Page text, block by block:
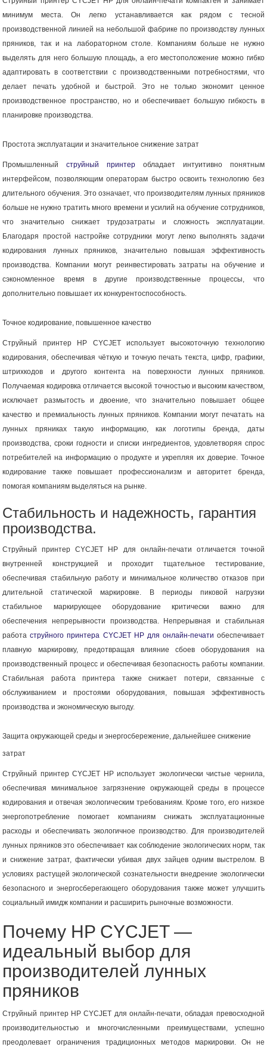
минимум места. Он легко устанавливается как рядом с тесной
производственной линией на небольшой фабрике по производству лунных
пряников, так и на лабораторном столе. Компаниям больше не нужно
выделять для него большую площадь, а его местоположение можно гибко
адаптировать в соответствии с производственными потребностями, что
делает печать удобной и быстрой. Это не только экономит ценное
производственное пространство, но и обеспечивает большую гибкость в
планировке производства.
Простота эксплуатации и значительное снижение затрат
Промышленныйструйный принтер обладает интуитивно понятным
интерфейсом, позволяющим операторам быстро освоить технологию без
длительного обучения. Это означает, что производителям лунных пряников
больше не нужно тратить много времени и усилий на обучение сотрудников,
что значительно снижает трудозатраты и сложность эксплуатации.
Благодаря простой настройке сотрудники могут легко выполнять задачи
кодирования лунных пряников, значительно повышая эффективность
производства. Компании могут реинвестировать затраты на обучение и
сэкономленное время в другие производственные процессы, что
дополнительно повышает их конкурентоспособность.
Точное кодирование, повышенное качество
Струйный принтер HP CYCJET использует высокоточную технологию
кодирования, обеспечивая чёткую и точную печать текста, цифр, графики,
штрихкодов и другого контента на поверхности лунных пряников.
Получаемая кодировка отличается высокой точностью и высоким качеством,
исключает размытость и двоение, что значительно повышает общее
качество и премиальность лунных пряников. Компании могут печатать на
лунных пряниках такую ​​информацию, как логотипы бренда, даты
производства, сроки годности и списки ингредиентов, удовлетворяя спрос
потребителей на информацию о продукте и укрепляя их доверие. Точное
кодирование также повышает профессионализм и авторитет бренда,
помогая компаниям выделяться на рынке.
Стабильность и надежность, гарантия
производства.
Струйный принтер CYCJET HP для онлайн-печати отличается точной
внутренней конструкцией и проходит тщательное тестирование,
обеспечивая стабильную работу и минимальное количество отказов при
длительной статической маркировке. В периоды пиковой нагрузки
стабильное маркирующее оборудование критически важно для
обеспечения непрерывности производства. Непрерывная и стабильная
работаструйного принтера CYCJET HP для онлайн-печати обеспечивает
плавную маркировку, предотвращая влияние сбоев оборудования на
производственный процесс и обеспечивая безопасность работы компании.
Стабильная работа принтера также снижает потери, связанные с
обслуживанием и простоями оборудования, повышая эффективность
производства и экономическую выгоду.
Защита окружающей среды и энергосбережение, дальнейшее снижение
затрат
Струйный принтер CYCJET HP использует экологически чистые чернила,
обеспечивая минимальное загрязнение окружающей среды в процессе
кодирования и отвечая экологическим требованиям. Кроме того, его низкое
энергопотребление помогает компаниям снижать эксплуатационные
расходы и обеспечивать экологичное производство. Для производителей
лунных пряников это обеспечивает как соблюдение экологических норм, так
и снижение затрат, фактически убивая двух зайцев одним выстрелом. В
условиях растущей экологической сознательности внедрение экологически
безопасного и энергосберегающего оборудования также может улучшить
социальный имидж компании и расширить рыночные возможности.
Почему HP CYCJET —
идеальный выбор для
производителей лунных
пряников
Струйный принтер HP CYCJET для онлайн-печати, обладая превосходной
производительностью и многочисленными преимуществами, успешно
преодолевает ограничения традиционных методов маркировки. Он не